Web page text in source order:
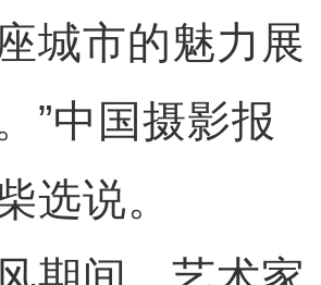
城市的魅力展
”中国摄影报
选说。